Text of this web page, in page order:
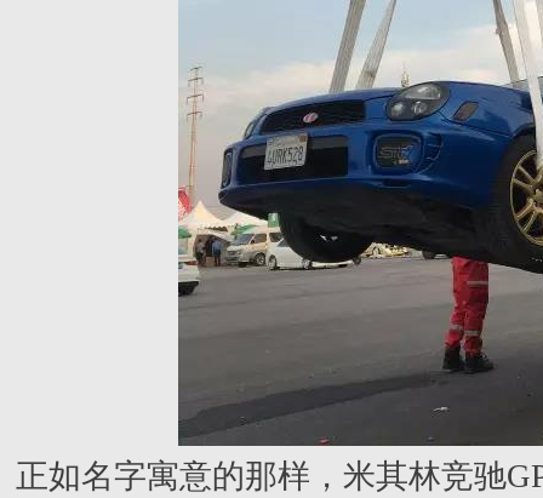
正如名字寓意的那样， 米其林竞驰